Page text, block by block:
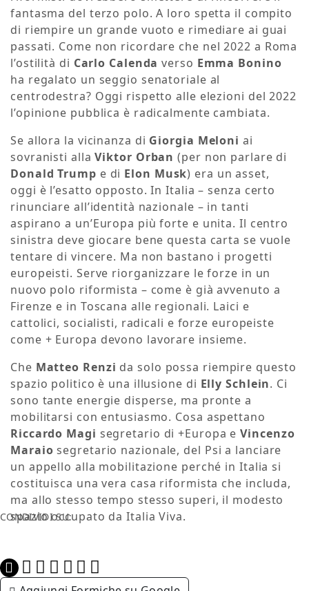
fantasma del terzo polo. A loro spetta il compito
di riempire un grande vuoto e rimediare ai guai
passati. Come non ricordare che nel 2022 a Roma
l’ostilità di Carlo Calenda verso Emma Bonino
ha regalato un seggio senatoriale al
centrodestra? Oggi rispetto alle elezioni del 2022
l’opinione pubblica è radicalmente cambiata.
Se allora la vicinanza di Giorgia Meloni ai
sovranisti allaViktor Orban (per non parlare di
Donald Trump e di Elon Musk) era un asset,
oggi è l’esatto opposto. In Italia – senza certo
rinunciare all’identità nazionale – in tanti
aspirano a un’Europa più forte e unita. Il centro
sinistra deve giocare bene questa carta se vuole
tentare di vincere. Ma non bastano i progetti
europeisti. Serve riorganizzare le forze in un
nuovo polo riformista – come è già avvenuto a
Firenze e in Toscana alle regionali. Laici e
cattolici, socialisti, radicali e forze europeiste
come + Europa devono lavorare insieme.
Che Matteo Renzi da solo possa riempire questo
spazio politico è una illusione di Elly Schlein. Ci
sono tante energie disperse, ma pronte a
mobilitarsi con entusiasmo. Cosa aspettano
Riccardo Magi segretario di +Europa eVincenzo
Maraio segretario nazionale, del Psi a lanciare
un appello alla mobilitazione perché in Italia si
costituisca una vera casa riformista che includa,
ma allo stesso tempo stesso superi, il modesto
spazio occupato da Italia Viva.
CONDIVIDI SU: